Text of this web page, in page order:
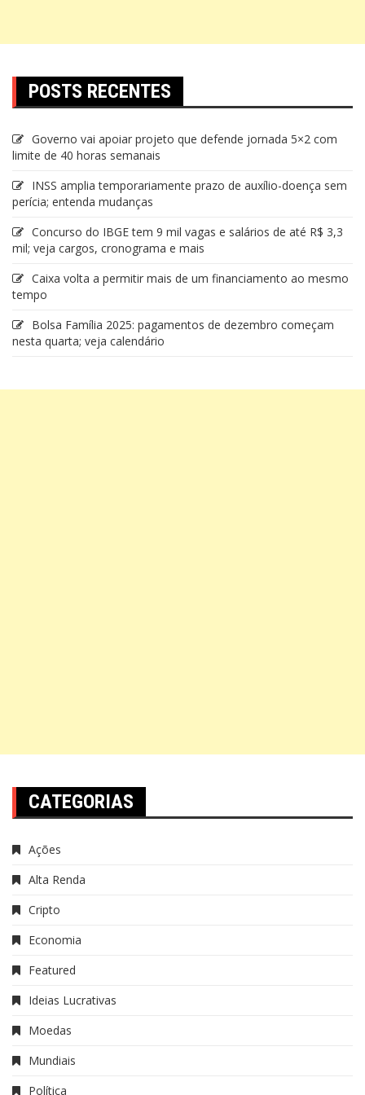
POSTS RECENTES
Governo vai apoiar projeto que defende jornada 5×2 com
limite de 40 horas semanais
INSS amplia temporariamente prazo de auxílio-doença sem
perícia; entenda mudanças
Concurso do IBGE tem 9 mil vagas e salários de até R$ 3,3
mil; veja cargos, cronograma e mais
Caixa volta a permitir mais de um financiamento ao mesmo
tempo
Bolsa Família 2025: pagamentos de dezembro começam
nesta quarta; veja calendário
CATEGORIAS
Ações
Alta Renda
Cripto
Economia
Featured
Ideias Lucrativas
Moedas
Mundiais
Política